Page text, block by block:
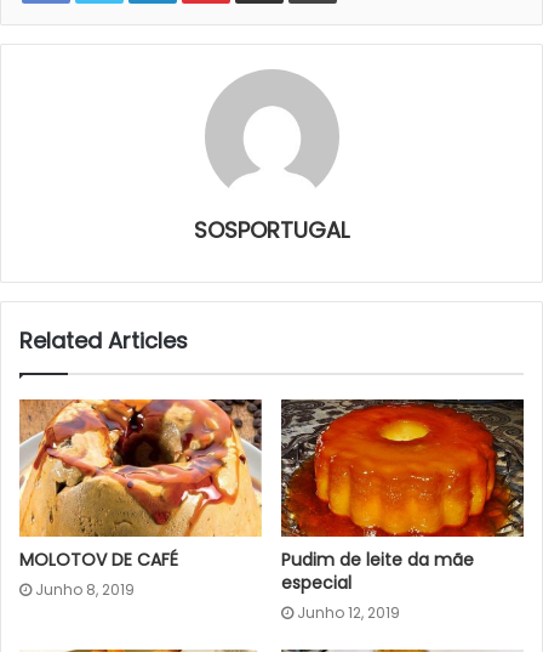
SOSPORTUGAL
Related Articles
MOLOTOV DE CAFÉ
Junho 8, 2019
Pudim de leite da mãe
especial
Junho 12, 2019